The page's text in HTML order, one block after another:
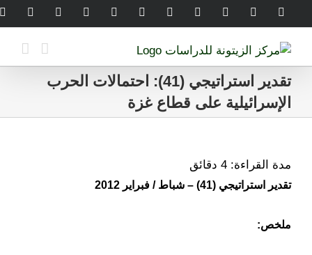
to
content
Facebook
Instagram
YouTube
Tiktok
Threads
LinkedIn
SoundCloud
WhatsApp
تقدير استراتيجي (41): احتمالات الحرب
الإسرائيلية على قطاع غزة
مدة القراءة: 4 دقائق
تقدير استراتيجي (41) – شباط / فبراير 2012
ملخص: